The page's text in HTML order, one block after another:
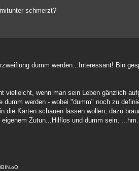
schmerzt?
dumm werden...Interessant! Bin
vielleicht, wenn man sein Leben gänzlich
werden - wobei "dumm" noch zu
die Karten schauen lassen wollen, dazu
Zutun...Hilflos und dumm sein,